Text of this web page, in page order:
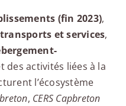
(fin 2023),
et services,
des activités liées à la
l’écosystème
, CERS Capbreton